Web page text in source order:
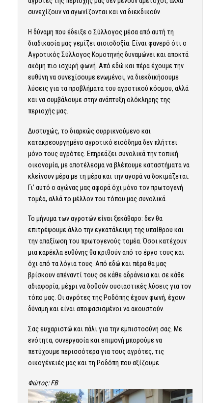
συνεχίζουν να αγωνίζονται και να διεκδικούν.
Η δύναμη που έδειξε ο Σύλλογος μέσα από αυτή τη
διαδικασία μας γεμίζει αισιοδοξία. Είναι φανερό ότι ο
Αγροτικός Σύλλογος Κομοτηνής δυναμώνει και αποκτά
ακόμη πιο ισχυρή φωνή. Από εδώ και πέρα έχουμε την
ευθύνη να συνεχίσουμε ενωμένοι, να διεκδικήσουμε
λύσεις για τα προβλήματα του αγροτικού κόσμου, αλλά
και να συμβάλουμε στην ανάπτυξη ολόκληρης της
περιοχής μας.
Δυστυχώς, το διαρκώς συρρικνούμενο και
κατακρεουργημένο αγροτικό εισόδημα δεν πλήττει
μόνο τους αγρότες. Επηρεάζει συνολικά την τοπική
οικονομία, με αποτέλεσμα να βλέπουμε καταστήματα να
κλείνουν μέρα με τη μέρα και την αγορά να δοκιμάζεται.
Γι’ αυτό ο αγώνας μας αφορά όχι μόνο τον πρωτογενή
τομέα, αλλά το μέλλον του τόπου μας συνολικά.
Το μήνυμα των αγροτών είναι ξεκάθαρο: δεν θα
επιτρέψουμε άλλο την εγκατάλειψη της υπαίθρου και
την απαξίωση του πρωτογενούς τομέα. Όσοι κατέχουν
μια καρέκλα ευθύνης θα κριθούν από το έργο τους και
όχι από τα λόγια τους. Από εδώ και πέρα θα μας
βρίσκουν απέναντί τους σε κάθε αδράνεια και σε κάθε
αδιαφορία, μέχρι να δοθούν ουσιαστικές λύσεις για τον
τόπο μας. Οι αγρότες της Ροδόπης έχουν φωνή, έχουν
δύναμη και είναι αποφασισμένοι να ακουστούν.
Σας ευχαριστώ και πάλι για την εμπιστοσύνη σας. Με
ενότητα, συνεργασία και επιμονή μπορούμε να
πετύχουμε περισσότερα για τους αγρότες, τις
οικογένειές μας και τη Ροδόπη που αξίζουμε.
Φώτος: FB